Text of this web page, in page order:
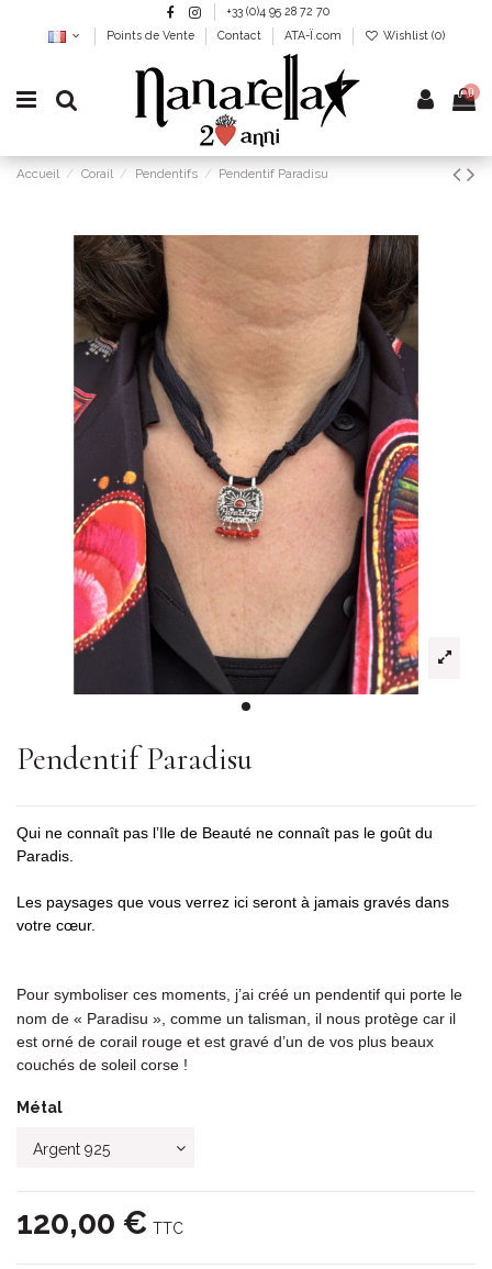
+33 (0)4 95 28 72 70
Points de Vente
Contact ATA-Ï.com Wishlist (0)
0
Accueil Corail Pendentifs Pendentif Paradisu
Pendentif Paradisu
Qui ne connaît pas l’Ile de Beauté ne connaît pas le goût du
Paradis.
Les paysages que vous verrez ici seront à jamais gravés dans
votre cœur.
Pour symboliser ces moments, j’ai créé un pendentif qui porte le
nom de « Paradisu », comme un talisman, il nous protège car il
est orné de corail rouge et est gravé d’un de vos plus beaux
couchés de soleil corse !
Métal
120,00 € TTC